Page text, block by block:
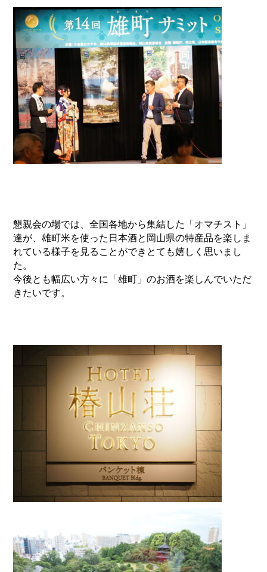
懇親会の場では、全国各地から集結した「オマチスト」
達が、雄町米を使った日本酒と岡山県の特産品を楽しま
れている様子を見ることができとても嬉しく思いまし
た。
今後とも幅広い方々に「雄町」のお酒を楽しんでいただ
きたいです。